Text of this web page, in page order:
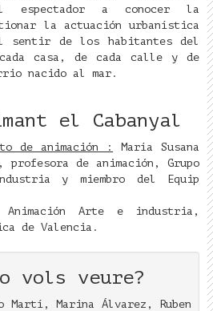
espectador a conocer la
la actuación urbanística
sentir de los habitantes del
casa, de cada calle y de
nacido al mar.
el Cabanyal
de animación :
María Susana
profesora de animación, Grupo
y miembro del Equip
Animación Arte e industria,
de Valencia.
vols veure?
Martí, Marina Álvarez, Ruben